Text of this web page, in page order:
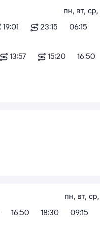
19:01 23:15
пн, вт, ср,
06:15
13:57 15:20 16:50
16:50 18:30
пн, вт, ср,
09:15